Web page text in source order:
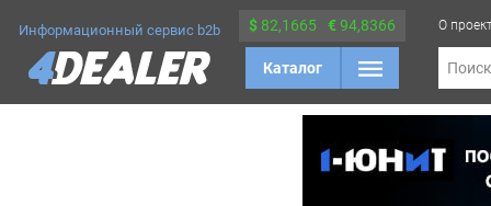
Информационный сервис b2b $ 82,1665 €94,8366
Каталог
О
Поиск